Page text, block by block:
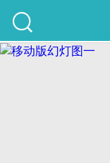
